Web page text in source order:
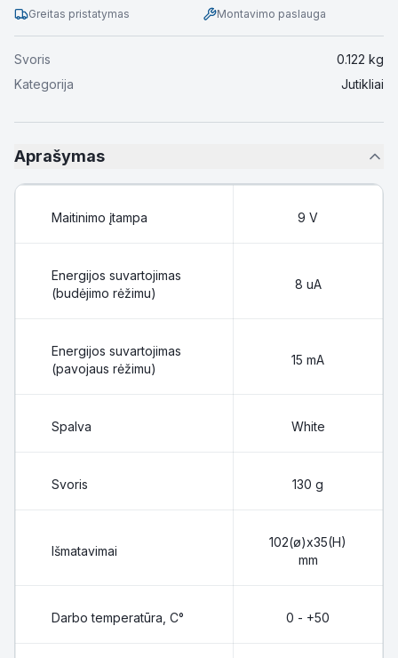
Greitas pristatymas
Montavimo paslauga
Svoris 0.122 kg
Kategorija
Jutikliai
Aprašymas
Maitinimo įtampa 9 V
Energijos suvartojimas
(budėjimo rėžimu)
8 uA
Energijos suvartojimas
(pavojaus rėžimu)
15 mA
Spalva White
Svoris 130 g
Išmatavimai
102(ø)x35(H)
mm
Darbo temperatūra, C° 0 - +50